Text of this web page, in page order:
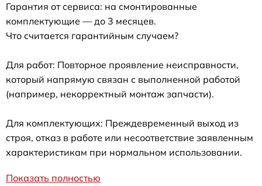
Гарантия от сервиса: на смонтированные
комплектующие — до 3 месяцев.
Что считается гарантийным случаем?
Для работ: Повторное проявление неисправности,
который напрямую связан с выполненной работой
(например, некорректный монтаж запчасти).
Для комплектующих: Преждевременный выход из
строя, отказ в работе или несоответствие заявленным
характеристикам при нормальном использовании.
Показать полностью